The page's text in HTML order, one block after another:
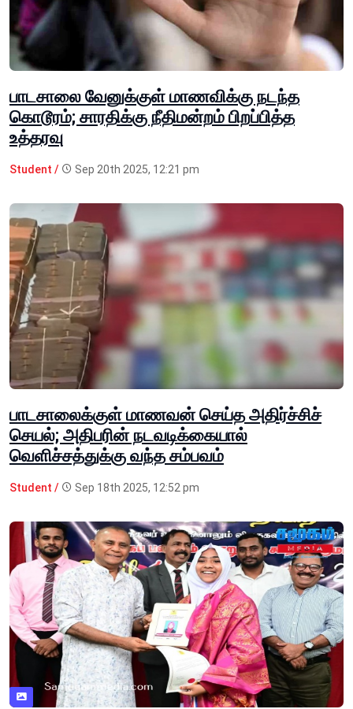
பாடசாலை வேனுக்குள் மாணவிக்கு நடந்த
கொடூரம்; சாரதிக்கு நீதிமன்றம் பிறப்பித்த
உத்தரவு
Student / Sep 20th 2025, 12:21 pm
பாடசாலைக்குள் மாணவன் செய்த அதிர்ச்சிச்
செயல்; அதிபரின் நடவடிக்கையால்
வெளிச்சத்துக்கு வந்த சம்பவம்
Student / Sep 18th 2025, 12:52 pm